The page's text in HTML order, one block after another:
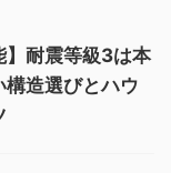
】耐震等級3は本
造選びとハウ